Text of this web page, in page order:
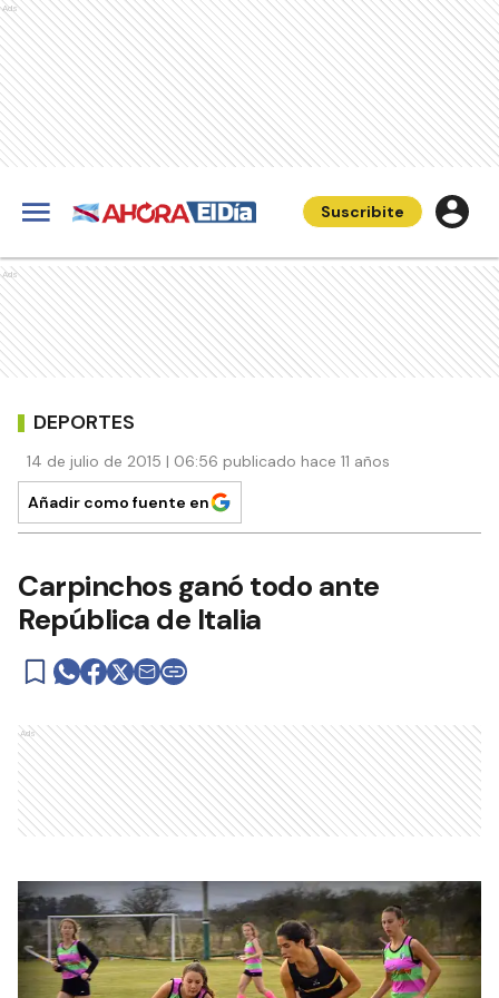
Ads
Suscribite
Ads
DEPORTES
14 de julio de 2015 | 06:56 publicado hace 11 años
Añadir como fuente en
Carpinchos ganó todo ante
República de Italia
Ads